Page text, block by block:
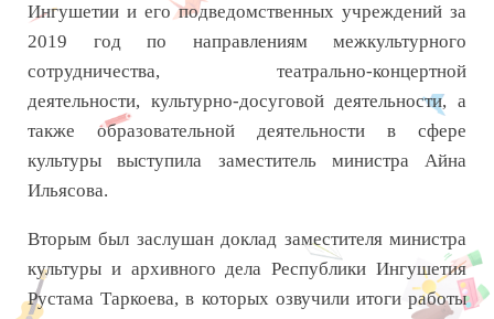
Ингушетии и его подведомственных учреждений за
2019 год по направлениям межкультурного
сотрудничества, театрально-концертной
деятельности, культурно-досуговой деятельности, а
также образовательной деятельности в сфере
культуры выступила заместитель министра Айна
Ильясова.
Вторым был заслушан доклад заместителя министра
культуры и архивного дела Республики Ингушетия
Рустама Таркоева, в которых озвучили итоги работы